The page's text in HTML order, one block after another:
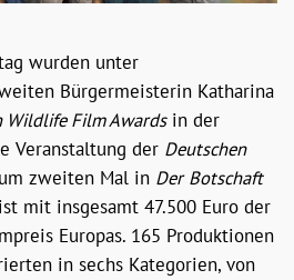
wurden unter
Bürgermeisterin Katharina
Wildlife Film Awardsin der
Veranstaltung der Deutschen
zweiten Mal in Der Botschaft
mit insgesamt 47.500 Euro der
Europas. 165 Produktionen
in sechs Kategorien, von